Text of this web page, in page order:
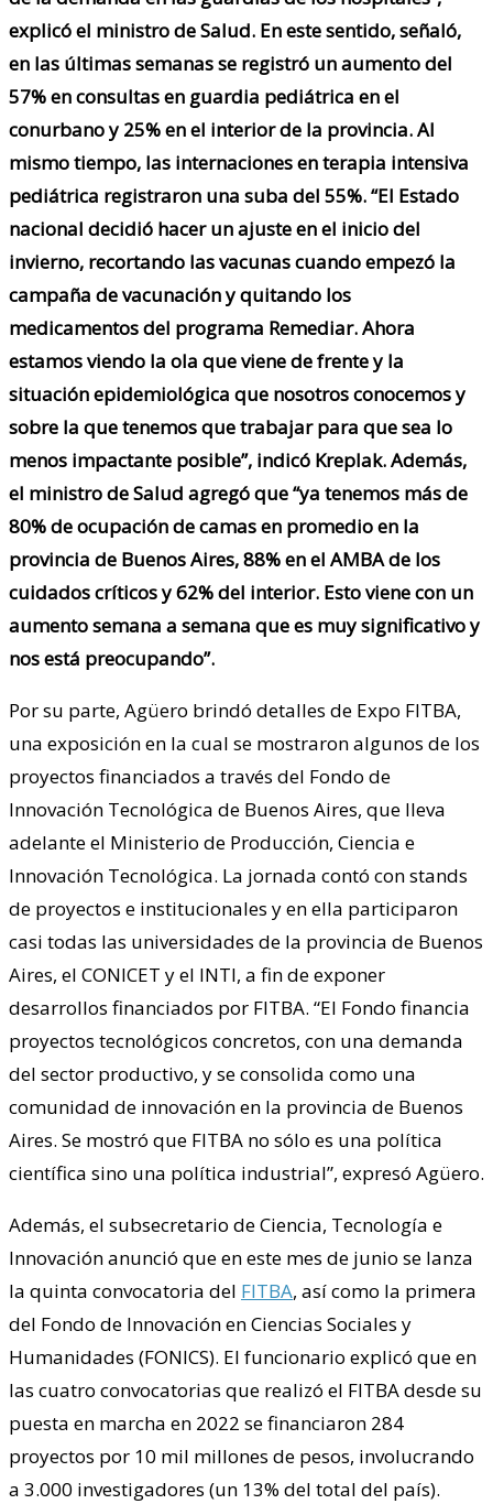
explicó el ministro de Salud. En este sentido, señaló,
en las últimas semanas se registró un aumento del
57% en consultas en guardia pediátrica en el
conurbano y 25% en el interior de la provincia. Al
mismo tiempo, las internaciones en terapia intensiva
pediátrica registraron una suba del 55%. “El Estado
nacional decidió hacer un ajuste en el inicio del
invierno, recortando las vacunas cuando empezó la
campaña de vacunación y quitando los
medicamentos del programa Remediar. Ahora
estamos viendo la ola que viene de frente y la
situación epidemiológica que nosotros conocemos y
sobre la que tenemos que trabajar para que sea lo
menos impactante posible”, indicó Kreplak. Además,
el ministro de Salud agregó que “ya tenemos más de
80% de ocupación de camas en promedio en la
provincia de Buenos Aires, 88% en el AMBA de los
cuidados críticos y 62% del interior. Esto viene con un
aumento semana a semana que es muy significativo y
nos está preocupando”.
Por su parte, Agüero brindó detalles de Expo FITBA,
una exposición en la cual se mostraron algunos de los
proyectos financiados a través del Fondo de
Innovación Tecnológica de Buenos Aires, que lleva
adelante el Ministerio de Producción, Ciencia e
Innovación Tecnológica. La jornada contó con stands
de proyectos e institucionales y en ella participaron
casi todas las universidades de la provincia de Buenos
Aires, el CONICET y el INTI, a fin de exponer
desarrollos financiados por FITBA. “El Fondo financia
proyectos tecnológicos concretos, con una demanda
del sector productivo, y se consolida como una
comunidad de innovación en la provincia de Buenos
Aires. Se mostró que FITBA no sólo es una política
científica sino una política industrial”, expresó Agüero.
Además, el subsecretario de Ciencia, Tecnología e
Innovación anunció que en este mes de junio se lanza
la quinta convocatoria del FITBA, así como la primera
del Fondo de Innovación en Ciencias Sociales y
Humanidades (FONICS). El funcionario explicó que en
las cuatro convocatorias que realizó el FITBA desde su
puesta en marcha en 2022 se financiaron 284
proyectos por 10 mil millones de pesos, involucrando
a 3.000 investigadores (un 13% del total del país).